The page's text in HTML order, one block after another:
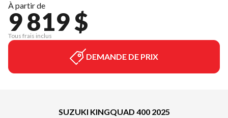
À partir de
9 819 $
Tous frais inclus
DEMANDE DE PRIX
SUZUKI KINGQUAD 400 2025